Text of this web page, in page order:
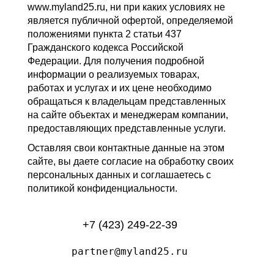
www.myland25.ru, ни при каких условиях не
является публичной офертой, определяемой
положениями пункта 2 статьи 437
Гражданского кодекса Российской
Федерации. Для получения подробной
информации о реализуемых товарах,
работах и услугах и их цене необходимо
обращаться к владельцам представленных
на сайте объектах и менеджерам компании,
предоставляющих представленные услуги.
Оставляя свои контактные данные на этом
сайте, вы даете согласие на обработку своих
персональных данных и соглашаетесь с
политикой конфиденциальности.
+7 (423) 249-22-39
partner@myland25.ru